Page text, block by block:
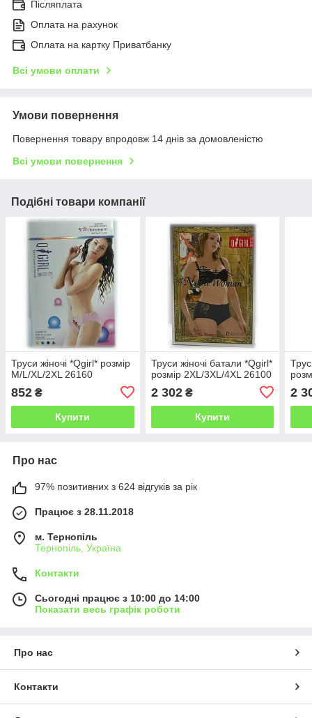
Післяплата
Оплата на рахунок
Оплата на картку Приватбанку
Всі умови оплати
Умови повернення
Повернення товару впродовж 14 днів за домовленістю
Всі умови повернення
Подібні товари компанії
Труси жіночі *Qgirl* розмір
M/L/XL/2XL 26160
852 ₴
Купити
Труси жіночі батали *Qgirl*
розмір 2XL/3XL/4XL 26100
2 302₴
Купити
2
Про нас
97% позитивних з 624 відгуків за рік
Працює з 28.11.2018
м. Тернопіль
Тернопіль, Україна
Контакти
Сьогодні працює з 10:00 до 14:00
Показати весь графік роботи
Про нас
Контакти